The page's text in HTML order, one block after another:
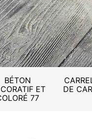
BÉTON
ET
77
DE